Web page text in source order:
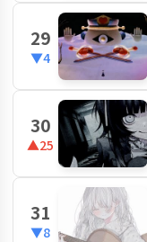
29
▼4
30
▲25
31
▼8